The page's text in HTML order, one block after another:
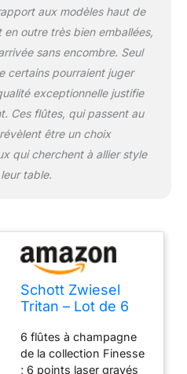
aux modèles haut de
en outre très bien emballées,
sans encombre. Seul
certains pourraient juger
exceptionnelle justifie
Ces flûtes, qui passent au
être un choix
qui cherchent à allier style
table.
Schott Zwiesel
Tritan – Lot de 6
champagne en
cristal avec
6 flûtes à champagne
de la collection Finesse
; 6 points laser gravés